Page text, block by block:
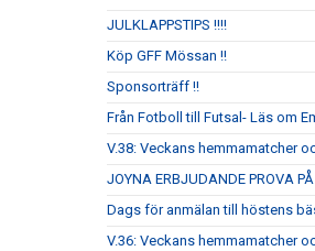
JULKLAPPSTIPS !!!!
Köp GFF Mössan !!
Sponsorträff !!
Från Fotboll till Futsal- Läs om
V.38: Veckans hemmamatcher
JOYNA ERBJUDANDE PROVA
Dags för anmälan till höstens
V.36: Veckans hemmamatcher